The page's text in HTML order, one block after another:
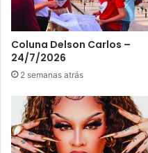
Coluna Delson Carlos –
24/7/2026
2 semanas atrás